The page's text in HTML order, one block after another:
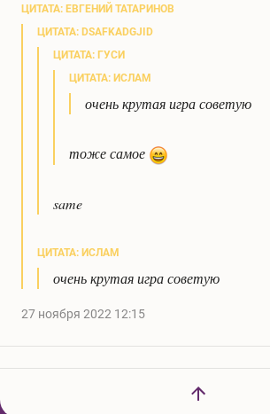
ЦИТАТА: ЕВГЕНИЙ ТАТАРИНОВ
ЦИТАТА: DSAFKADGJID
ЦИТАТА: ГУСИ
ЦИТАТА: ИСЛАМ
очень крутая игра советую
тоже самое
same
ЦИТАТА: ИСЛАМ
очень крутая игра советую
27 ноября 2022 12:15